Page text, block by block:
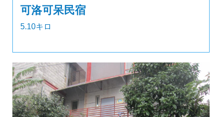
可洛可呆民宿
5.10キロ